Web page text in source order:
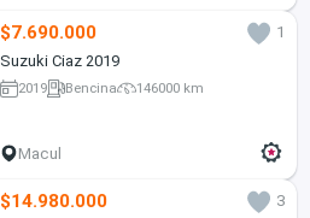
$7.690.000
1
Suzuki Ciaz 2019
2019 Bencina 146000 km
Macul
$14.980.000
3